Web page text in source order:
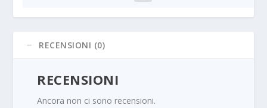
RECENSIONI (0)
RECENSIONI
Ancora non ci sono recensioni.